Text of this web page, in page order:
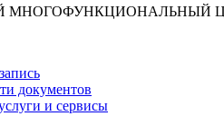
МНОГОФУНКЦИОНАЛЬНЫЙ
документов
и сервисы